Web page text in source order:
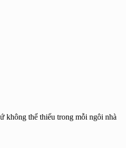
không thể thiếu trong mỗi ngôi nhà